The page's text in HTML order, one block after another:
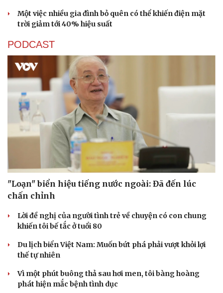
Dinh dưỡng - món ngon
Cây thuốc
Sản phụ khoa
Nhi khoa
Làm đẹp - giảm cân
Phòng mạch online
Nhà đẹp
Blog
Tình yêu - Gia đình
Một việc nhiều gia đình bỏ quên có thể khiến điện mặt
trời giảm tới 40% hiệu suất
PODCAST
"Loạn" biển hiệu tiếng nước ngoài: Đã đến lúc
chấn chỉnh
Lời đề nghị của người tình trẻ về chuyện có con chung
khiến tôi bế tắc ở tuổi 80
Du lịch biển Việt Nam: Muốn bứt phá phải vượt khỏi lợi
thế tự nhiên
Vì một phút buông thả sau hơi men, tôi bàng hoàng
phát hiện mắc bệnh tình dục